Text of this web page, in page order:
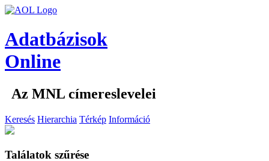
Adatbázisok
Online
Az MNL címereslevelei
Keresés Hierarchia Térkép Információ
Találatok szűrése